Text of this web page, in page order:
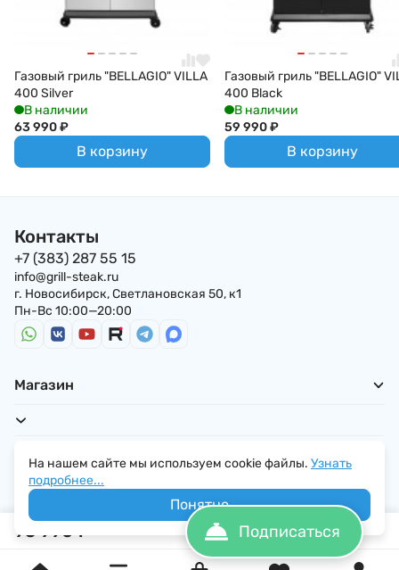
95 990 ₽
Газовый гриль "BELLAGIO" VILLA
400 Silver
В наличии
63 990₽
В корзину
Газовый гриль "BELLAGIO"
400 Black
В наличии
59 990₽
В корзину
Контакты
+7 (383) 287 55 15
info@grill-steak.ru
г. Новосибирск, Светлановская 50, к1
Пн-Вс 10:00—20:00
Магазин
Для покупателей
На нашем сайте мы используем cookie файлы. Узнать
подробнее...
Понятно
Подписаться